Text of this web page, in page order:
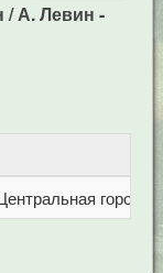
/ А. Левин -